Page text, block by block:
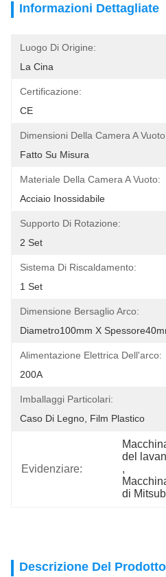
Informazioni Dettagliate
Luogo Di Origine:
La Cina
Certificazione:
CE
Dimensioni Della Camera A
Fatto Su Misura
Materiale Della Camera A Vuoto:
Acciaio Inossidabile
Supporto Di Rotazione:
2 Set
Sistema Di Riscaldamento:
1 Set
Dimensione Bersaglio Arco:
Diametro100mm X
Alimentazione Elettrica Dell'arco:
200A
Imballaggi Particolari:
Caso Di Legno, Film Plastico
Evidenziare:
del
,
di
Descrizione Del Prodotto